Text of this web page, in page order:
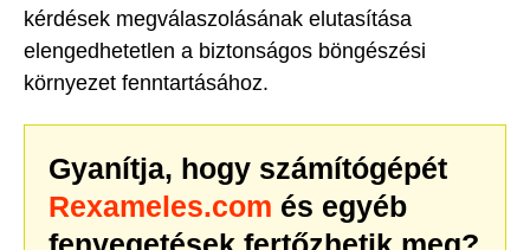
kérdések megválaszolásának elutasítása
elengedhetetlen a biztonságos böngészési
környezet fenntartásához.
Gyanítja, hogy számítógépét
Rexameles.com és egyéb